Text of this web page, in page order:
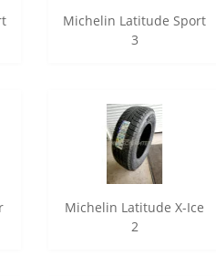
Michelin Latitude Sport
3
Michelin Latitude X-Ice
2